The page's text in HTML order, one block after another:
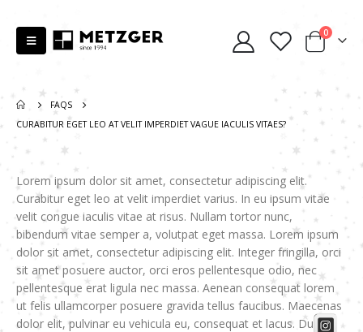
0
FAQS
CURABITUR EGET LEO AT VELIT IMPERDIET VAGUE IACULIS VITAES?
Lorem ipsum dolor sit amet, consectetur adipiscing elit.
Curabitur eget leo at velit imperdiet varius. In eu ipsum vitae
velit congue iaculis vitae at risus. Nullam tortor nunc,
bibendum vitae semper a, volutpat eget massa. Lorem ipsum
dolor sit amet, consectetur adipiscing elit. Integer fringilla, orci
sit amet posuere auctor, orci eros pellentesque odio, nec
pellentesque erat ligula nec massa. Aenean consequat lorem
ut felis ullamcorper posuere gravida tellus faucibus. Maecenas
dolor elit, pulvinar eu vehicula eu, consequat et lacus. Duis et